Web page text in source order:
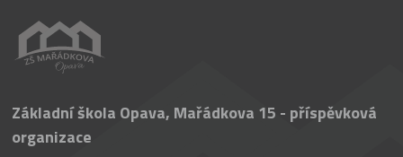
Základní škola Opava, Mařádkova 15 - příspěvková
organizace